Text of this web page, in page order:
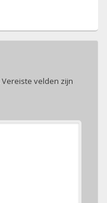
Vereiste velden zijn